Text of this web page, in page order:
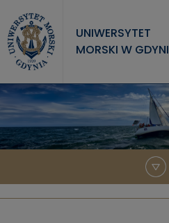
UNIWERSYTET
MORSKI W GDYNI
UNIWERSYTET
STUDIA
NAUKA
KONTAKT